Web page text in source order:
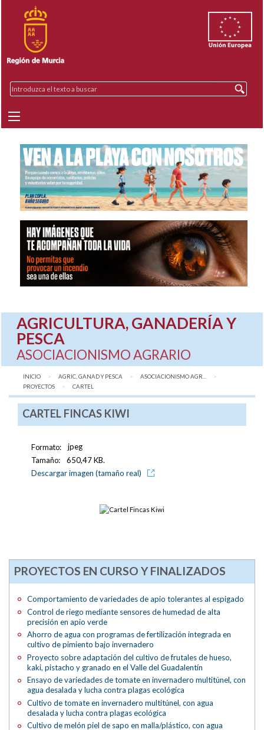
AGRICULTURA, GANADERÍA Y
PESCA
ASOCIACIONISMO AGRARIO
INICIO AGRIC, GANAD Y PESCA
ASOCIACIONISMO AGR...
PROYECTOS
AQUÍ:
CARTEL
CARTEL FINCAS KIWI
Formato:
jpeg
Tamaño:
650,47 KB.
Descargar imagen (tamaño real)
PROYECTOS EN CURSO Y FINALIZADOS
Comportamiento de variedades de apio tolerantes al espigado
Control de riego mediante sensores de humedad de alta
precisión en apio verde
Ahorro de agua con programas de fertilización integrada en
cultivo de pimiento bajo invernadero
Proyecto sobre adaptación del cultivo de frutales de hueso,
kaki, pistacho y granado en el Valle del Guadalentín
Ensayo de variedades de tomate en invernadero multitúnel, con
agua desalada y lucha contra plagas ecológica
Cultivo de tomate en invernadero multitúnel, con agua
desalada y lucha contra plagas ecológica
Cultivo de melón piel de sapo en malla/plástico, con agua